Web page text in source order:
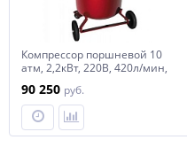
Компрессор поршневой 10
атм, 2,2кВт, 220В, 420л/мин,
100лСОРОКИН
90 250 руб.